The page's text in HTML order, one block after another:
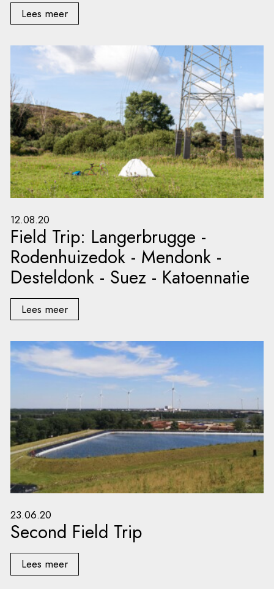
Lees meer
12.08.20
Field Trip: Langerbrugge -
Rodenhuizedok - Mendonk -
Desteldonk - Suez - Katoennatie
Lees meer
23.06.20
Second Field Trip
Lees meer